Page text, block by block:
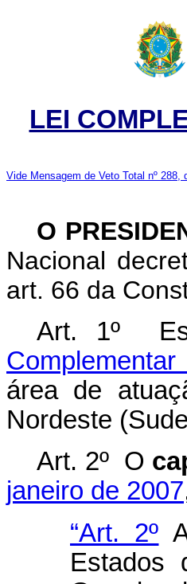
LEI
Vide Mensagem de Veto Total nº 288,
O
Nacional
art. 66 da
Art. 1º
área de
Nordeste
Art. 2º O
janeiro de 2007
“Art. 2º
Estados